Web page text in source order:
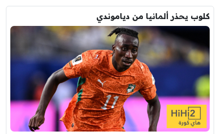
كلوب يحذر ألمانيا من دياموندي